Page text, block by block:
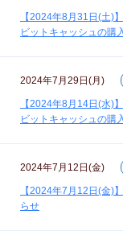
【2024年8月31日(土)
ビットキャッシュの購
2024年7月29日(月)
【2024年8月14日(水)
ビットキャッシュの購
2024年7月12日(金)
【2024年7月12日(金)
らせ